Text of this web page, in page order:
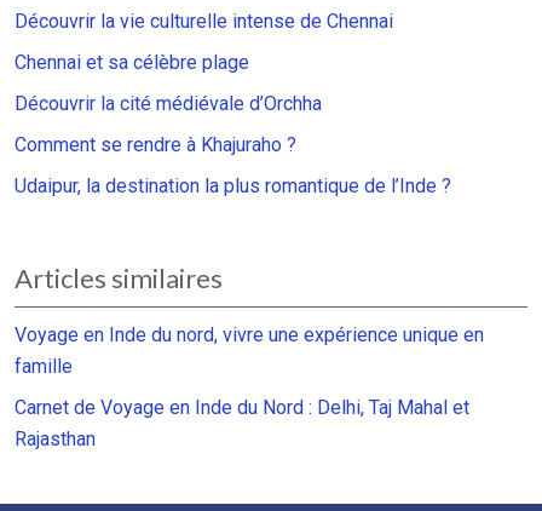
Découvrir la vie culturelle intense de Chennai
Chennai et sa célèbre plage
Découvrir la cité médiévale d’Orchha
Comment se rendre à Khajuraho ?
Udaipur, la destination la plus romantique de l’Inde ?
Articles similaires
Voyage en Inde du nord, vivre une expérience unique en
famille
Carnet de Voyage en Inde du Nord : Delhi, Taj Mahal et
Rajasthan